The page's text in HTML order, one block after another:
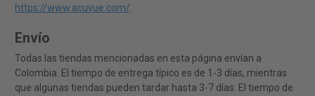
https://www.acuvue.com/.
Envío
Todas las tiendas mencionadas en esta página envían a
Colombia. El tiempo de entrega típico es de 1-3 días, mientras
que algunas tiendas pueden tardar hasta 3-7 días. El tiempo de